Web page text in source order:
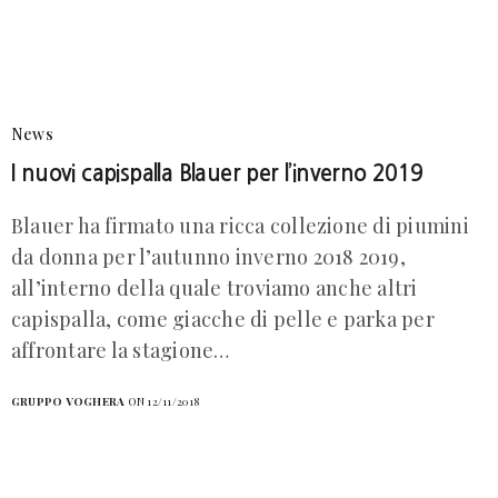
News
I nuovi capispalla Blauer per l’inverno 2019
Blauer ha firmato una ricca collezione di piumini
da donna per l’autunno inverno 2018 2019,
all’interno della quale troviamo anche altri
capispalla, come giacche di pelle e parka per
affrontare la stagione…
GRUPPO VOGHERA ON 12/11/2018